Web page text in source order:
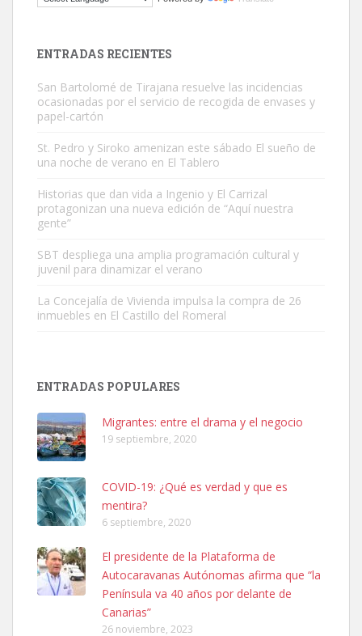
El ayuntamiento se va a llevar a Los Gatos callejeros de la zona los
Este gato macho ha aparecido en la calle hace menos de un mes,
es muy manso y extremadamente cari...
Leales.org » Gran Canaria
Leales.org » Gran Canaria
SHIBA PERDIDO AVDA JOSE MESA Y LOPEZ
PERRO MACHO RAZA SHIBA CON MICROCHIP PERDIDO HOY
06/07/2025 ZONA MESA Y LOPEZ. ES MUY ASUSTADIZO
Leales.org » Gran Canaria
6.7.2025
ENTRADAS RECIENTES
San Bartolomé de Tirajana resuelve las incidencias
ocasionadas por el servicio de recogida de envases y
papel-cartón
St. Pedro y Siroko amenizan este sábado El sueño de
una noche de verano en El Tablero
Historias que dan vida a Ingenio y El Carrizal
protagonizan una nueva edición de “Aquí nuestra
gente”
SBT despliega una amplia programación cultural y
juvenil para dinamizar el verano
La Concejalía de Vivienda impulsa la compra de 26
inmuebles en El Castillo del Romeral
ENTRADAS POPULARES
Migrantes: entre el drama y el negocio
19 septiembre, 2020
COVID-19: ¿Qué es verdad y que es
mentira?
6 septiembre, 2020
El presidente de la Plataforma de
Autocaravanas Autónomas afirma que “la
Península va 40 años por delante de
Canarias”
26 noviembre, 2023